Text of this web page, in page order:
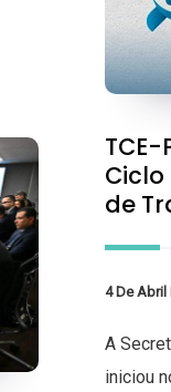
TCE-
de
4 De Abril
A
iniciou